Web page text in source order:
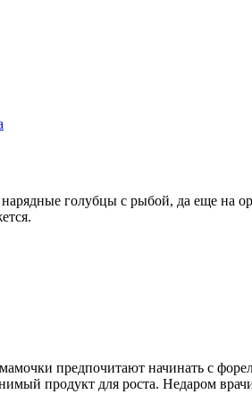
голубцы с рыбой, да еще на
предпочитают начинать с
продукт для роста. Недаром